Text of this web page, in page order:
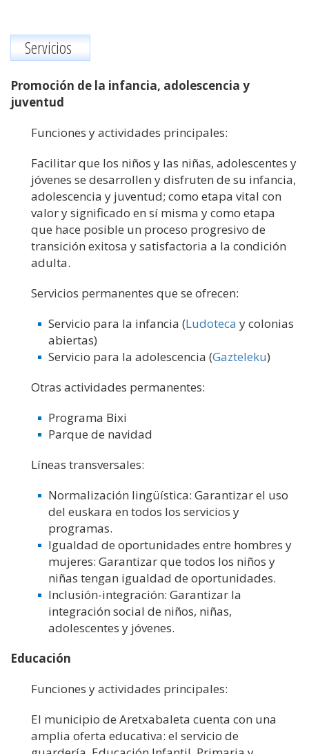
Servicios
Promoción de la infancia, adolescencia y
juventud
Funciones y actividades principales:
Facilitar que los niños y las niñas, adolescentes y
jóvenes se desarrollen y disfruten de su infancia,
adolescencia y juventud; como etapa vital con
valor y significado en sí misma y como etapa
que hace posible un proceso progresivo de
transición exitosa y satisfactoria a la condición
adulta.
Servicios permanentes que se ofrecen:
Servicio para la infancia (Ludoteca y colonias
abiertas)
Servicio para la adolescencia (Gazteleku)
Otras actividades permanentes:
Programa Bixi
Parque de navidad
Líneas transversales:
Normalización lingüística: Garantizar el uso
del euskara en todos los servicios y
programas.
Igualdad de oportunidades entre hombres y
mujeres: Garantizar que todos los niños y
niñas tengan igualdad de oportunidades.
Inclusión-integración: Garantizar la
integración social de niños, niñas,
adolescentes y jóvenes.
Educación
Funciones y actividades principales:
El municipio de Aretxabaleta cuenta con una
amplia oferta educativa: el servicio de